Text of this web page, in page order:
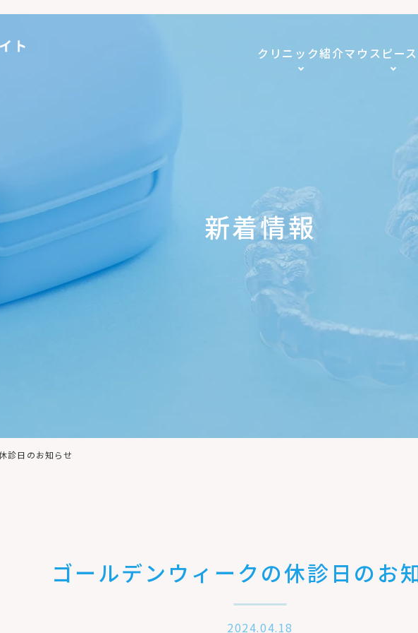
クリニック紹介マウスピー
新着情報
診日のお知らせ
ゴールデンウィークの休診日のお
2024.04.18